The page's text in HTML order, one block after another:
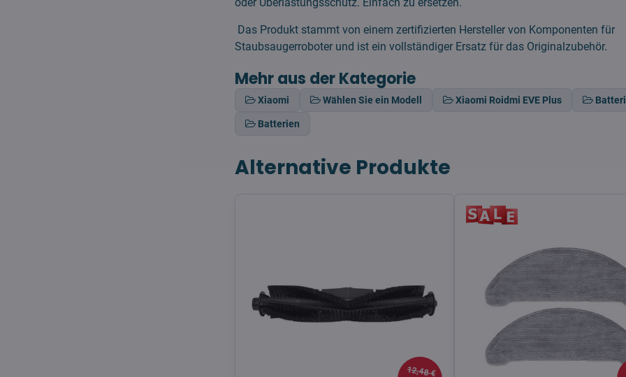
Das Produkt stammt von einem zertifizierten Hersteller von Komponenten für
Staubsaugerroboter und ist ein vollständiger Ersatz für das Originalzubehör.
Mehr aus der Kategorie
Xiaomi Wählen Sie ein Modell Xiaomi Roidmi EVE Plus
Batterien
Alternative Produkte
12,48 €